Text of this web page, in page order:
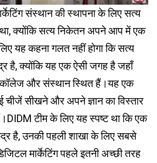
संस्थान की स्थापना के लिए सत्य
क्योंकि सत्य निकेतन अपने आप में एक
यह कहना गलत नहीं होगा कि सत्य
है, क्योंकि यह एक ऐसी जगह है जहाँ
कॉलेज और संस्थान स्थित हैं।यह एक
चीजें सीखने और अपने ज्ञान का विस्तार
टीम के लिए यह स्पष्ट था कि एक
है, उनकी पहली शाखा के लिए सबसे
मार्केटिंग पहले इतनी अच्छी तरह